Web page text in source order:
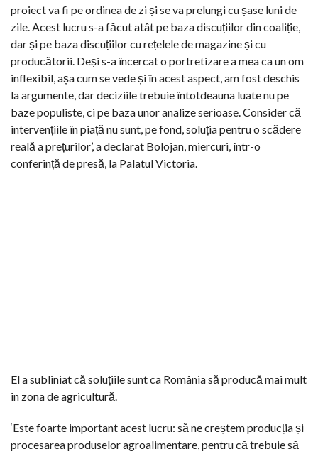
proiect va fi pe ordinea de zi și se va prelungi cu șase luni de
zile. Acest lucru s-a făcut atât pe baza discuțiilor din coaliție,
dar și pe baza discuțiilor cu rețelele de magazine și cu
producătorii. Deși s-a încercat o portretizare a mea ca un om
inflexibil, așa cum se vede și în acest aspect, am fost deschis
la argumente, dar deciziile trebuie întotdeauna luate nu pe
baze populiste, ci pe baza unor analize serioase. Consider că
intervențiile în piață nu sunt, pe fond, soluția pentru o scădere
reală a prețurilor’, a declarat Bolojan, miercuri, într-o
conferință de presă, la Palatul Victoria.
El a subliniat că soluțiile sunt ca România să producă mai mult
în zona de agricultură.
‘Este foarte important acest lucru: să ne creștem producția și
procesarea produselor agroalimentare, pentru că trebuie să